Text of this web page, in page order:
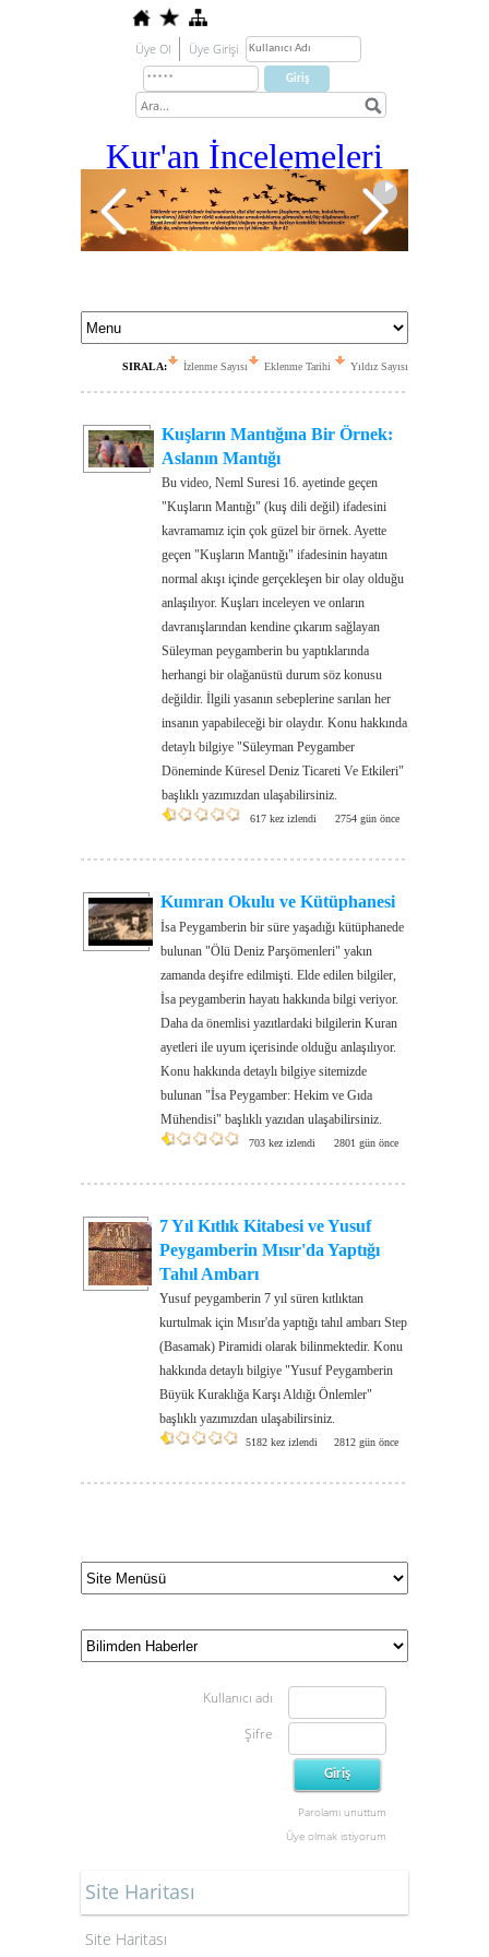
Üye Ol Üye Girişi
Kur'an İncelemeleri
SIRALA: İzlenme Sayısı Eklenme Tarihi Yıldız Sayısı
Kuşların Mantığına Bir Örnek:
Aslanın Mantığı
Bu video, Neml Suresi 16. ayetinde geçen
"Kuşların Mantığı" (kuş dili değil) ifadesini
kavramamız için çok güzel bir örnek. Ayette
geçen "Kuşların Mantığı" ifadesinin hayatın
normal akışı içinde gerçekleşen bir olay olduğu
anlaşılıyor. Kuşları inceleyen ve onların
davranışlarından kendine çıkarım sağlayan
Süleyman peygamberin bu yaptıklarında
herhangi bir olağanüstü durum söz konusu
değildir. İlgili yasanın sebeplerine sarılan her
insanın yapabileceği bir olaydır. Konu hakkında
detaylı bilgiye "Süleyman Peygamber
Döneminde Küresel Deniz Ticareti Ve Etkileri"
başlıklı yazımızdan ulaşabilirsiniz.
617 kez izlendi 2754 gün önce
Kumran Okulu ve Kütüphanesi
İsa Peygamberin bir süre yaşadığı kütüphanede
bulunan "Ölü Deniz Parşömenleri" yakın
zamanda deşifre edilmişti. Elde edilen bilgiler,
İsa peygamberin hayatı hakkında bilgi veriyor.
Daha da önemlisi yazıtlardaki bilgilerin Kuran
ayetleri ile uyum içerisinde olduğu anlaşılıyor.
Konu hakkında detaylı bilgiye sitemizde
bulunan "İsa Peygamber: Hekim ve Gıda
Mühendisi" başlıklı yazıdan ulaşabilirsiniz.
703 kez izlendi 2801 gün önce
7 Yıl Kıtlık Kitabesi ve Yusuf
Peygamberin Mısır'da Yaptığı
Tahıl Ambarı
Yusuf peygamberin 7 yıl süren kıtlıktan
kurtulmak için Mısır'da yaptığı tahıl ambarı Step
(Basamak) Piramidi olarak bilinmektedir. Konu
hakkında detaylı bilgiye "Yusuf Peygamberin
Büyük Kuraklığa Karşı Aldığı Önlemler"
başlıklı yazımızdan ulaşabilirsiniz.
5182 kez izlendi 2812 gün önce
Kullanıcı adı
Şifre
Parolamı unuttum
Üye olmak istiyorum
Site Haritası
Site Haritası